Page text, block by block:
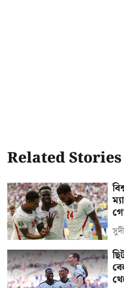
Related Stories